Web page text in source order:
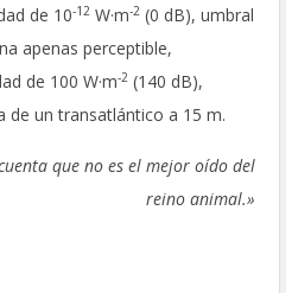
de 10-12 W·m-2 (0 dB), umbral
apenas perceptible,
de 100 W·m-2 (140 dB),
de un transatlántico a 15 m.
que no es el mejor oído del
reino animal.»